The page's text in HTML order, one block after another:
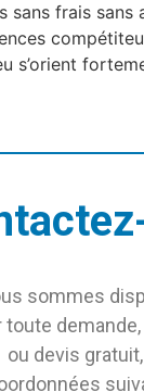
sans frais
s’orient
sommes
toute
ou devis